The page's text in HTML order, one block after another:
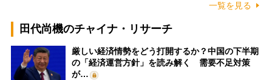
一覧を見る
田代尚機のチャイナ・リサーチ
厳しい経済情勢をどう打開するか？中国の下半期
の「経済運営方針」を読み解く 需要不足対策
が…